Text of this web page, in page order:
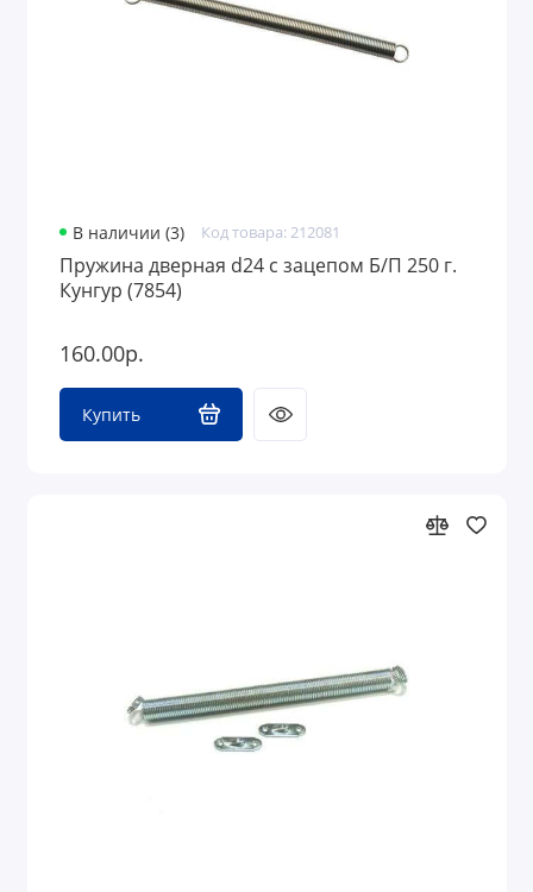
В наличии (3) Код товара: 212081
Пружина дверная d24 с зацепом Б/П 250 г.
Кунгур (7854)
160.00р.
Купить